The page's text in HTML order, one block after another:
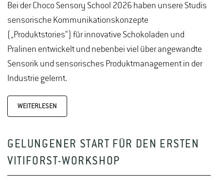
Bei der Choco Sensory School 2026 haben unsere Studis
sensorische Kommunikationskonzepte
(„Produktstories“) für innovative Schokoladen und
Pralinen entwickelt und nebenbei viel über angewandte
Sensorik und sensorisches Produktmanagement in der
Industrie gelernt.
WEITERLESEN
GELUNGENER START FÜR DEN ERSTEN
VITIFORST-WORKSHOP